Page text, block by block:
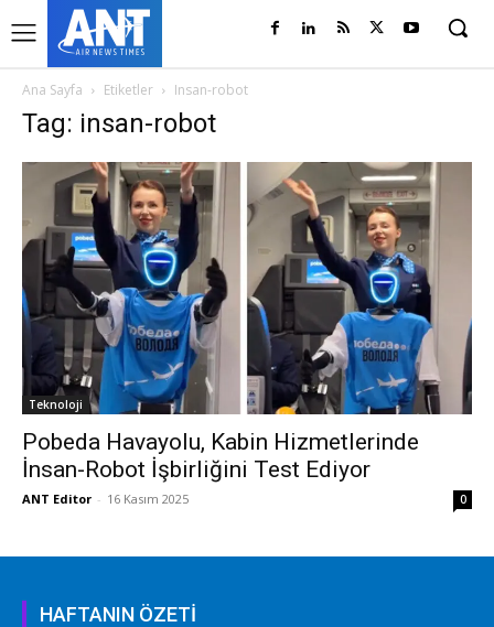
Ana Sayfa Etiketler Insan-robot
Tag: insan-robot
Teknoloji
Pobeda Havayolu, Kabin Hizmetlerinde
İnsan-Robot İşbirliğini Test Ediyor
ANT Editor - 16 Kasım 2025 0
HAFTANIN ÖZETİ